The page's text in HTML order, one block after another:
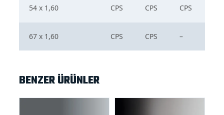
54 x 1,60 CPS CPS CPS
67 x 1,60 CPS CPS –
BENZER ÜRÜNLER